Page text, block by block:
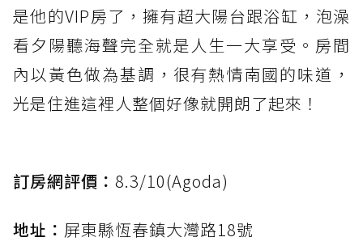
是他的VIP房了，擁有超大陽台跟浴缸，泡澡
看夕陽聽海聲完全就是人生一大享受。房間
內以黃色做為基調，很有熱情南國的味道，
光是住進這裡人整個好像就開朗了起來！
訂房網評價： 8.3/10(Agoda)
地址： 屏東縣恆春鎮大灣路18號